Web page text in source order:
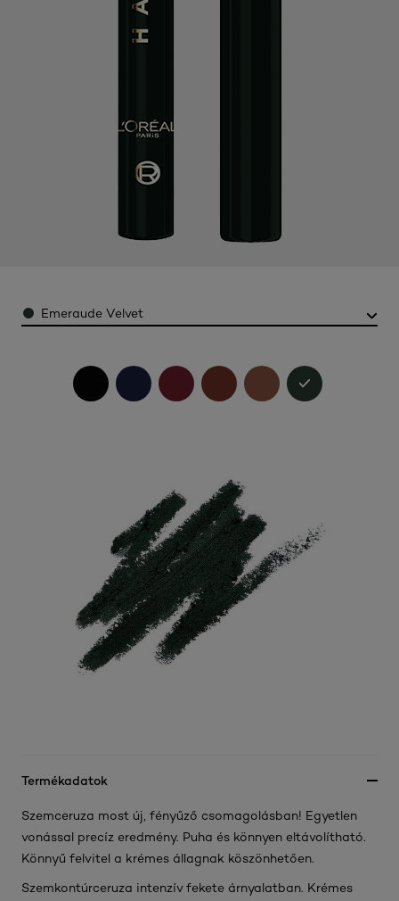
ColorEmeraude Velvet
Termékadatok
Szemceruza most új, fényűző csomagolásban! Egyetlen
vonással precíz eredmény. Puha és könnyen eltávolítható.
Könnyű felvitel a krémes állagnak köszönhetően.
Szemkontúrceruza intenzív fekete árnyalatban. Krémes